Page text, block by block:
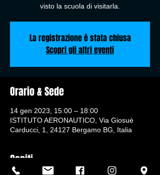
visto la scuola di visitarla.
La registrazione è stata chiusa
Scopri gli altri eventi
Orario & Sede
14 gen 2023, 15:00 – 18:00
ISTITUTO AERONAUTICO, Via Giosuè
Carducci, 1, 24127 Bergamo BG, Italia
Ospiti